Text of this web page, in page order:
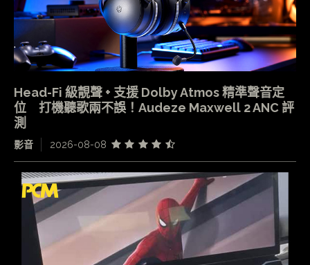
Head-Fi 級靚聲 + 支援 Dolby Atmos 精準聲音定
位 打機聽歌兩不誤！Audeze Maxwell 2 ANC 評
測
影音 2026-08-08